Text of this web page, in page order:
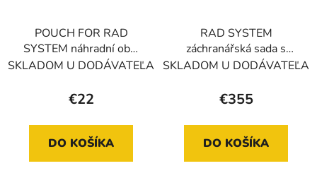
POUCH FOR RAD
SYSTEM náhradní obal
na Rad System
SKLADOM U DODÁVATEĽA
€22
DO KOŠÍKA
RAD SYSTEM
záchranářská sada s
lanem
SKLADOM U DODÁVATEĽA
€355
DO KOŠÍKA